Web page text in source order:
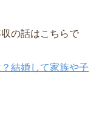
の話はこちらで
結婚して家族や子